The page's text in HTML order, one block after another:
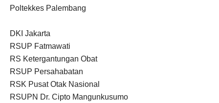
Poltekkes Palembang
DKI Jakarta
RSUP Fatmawati
RS Ketergantungan Obat
RSUP Persahabatan
RSK Pusat Otak Nasional
RSUPN Dr. Cipto Mangunkusumo